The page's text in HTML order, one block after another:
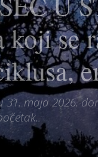
koji se
31. maja 2026.